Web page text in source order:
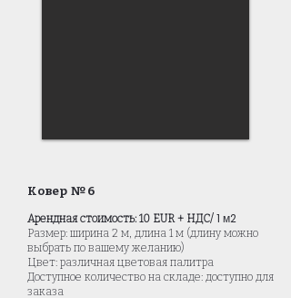
Ковер № 6
Арендная стоимость: 10 EUR + НДС/ 1 м2
Размер: ширина 2 м, длина 1 м (длину можно
выбрать по вашему желанию)
Цвет: различная цветовая палитра
Доступное количество на складе: доступно для
заказа